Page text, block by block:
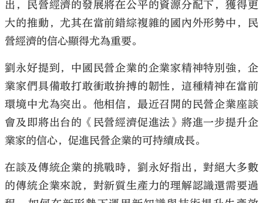
出，民營經濟的發展將在公平的資源分配下，獲得更
大的推動，尤其在當前錯綜複雜的國內外形勢中，民
營經濟的信心顯得尤為重要。
劉永好提到，中國民營企業的企業家精神特別強，企
業家們具備敢打敢衝敢拚搏的韌性，這種精神在當前
環境中尤為突出。他相信，最近召開的民營企業座談
會及即將出台的《民營經濟促進法》將進一步提升企
業家的信心，促進民營企業的可持續成長。
在談及傳統企業的挑戰時，劉永好指出，對絕大多數
的傳統企業來說，對新質生產力的理解認識還需要過